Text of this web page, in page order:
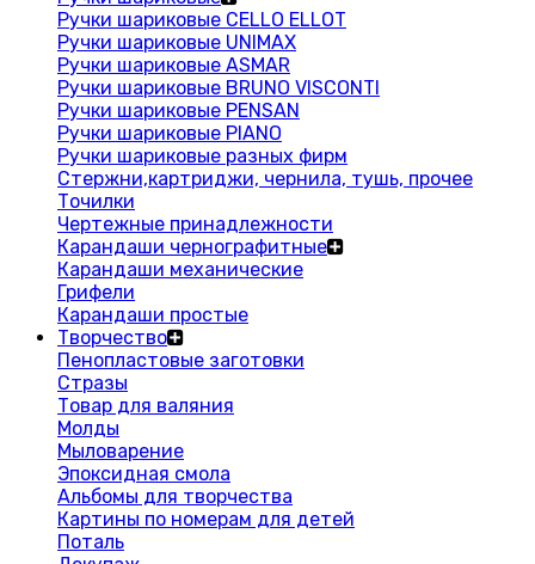
Ручки шариковые CELLO ELLOT
Ручки шариковые UNIMAX
Ручки шариковые ASMAR
Ручки шариковые BRUNO VISCONTI
Ручки шариковые PENSAN
Ручки шариковые PIANO
Ручки шариковые разных фирм
Стержни,картриджи, чернила, тушь, прочее
Точилки
Чертежные принадлежности
Карандаши чернографитные
Карандаши механические
Грифели
Карандаши простые
Творчество
Пенопластовые заготовки
Стразы
Товар для валяния
Молды
Мыловарение
Эпоксидная смола
Альбомы для творчества
Картины по номерам для детей
Поталь